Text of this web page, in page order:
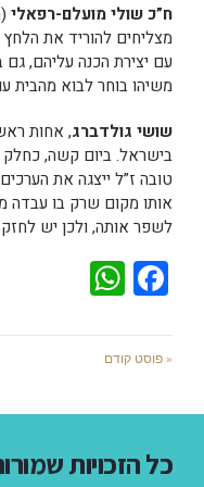
ח”כ שולי מועלם-רפאלי
מצליחים להוריד את הלחץ
עם יצירת הכנה עליהם,
משיהו בוחר לבוא מהבית
שושי גולדברג, אחות
בישראל. ביום קשה, כחלק
טובה ז”ל ייצגה את
לשפר אותה, ולכן יש
Facebook
« פוסט קודם
כל הזכויות